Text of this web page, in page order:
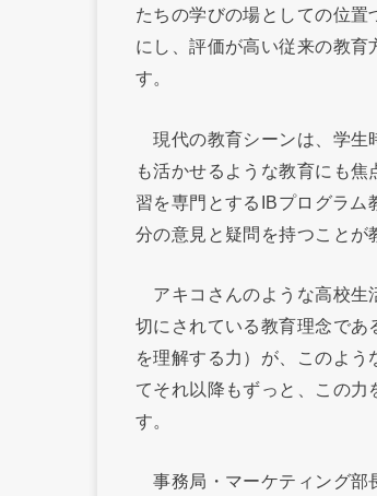
たちの学びの場としての位
にし、評価が高い従来の教育
す。
現代の教育シーンは、学生
も活かせるような教育にも
習を専門とするIBプログラム
分の意見と疑問を持つことが
アキコさんのような高校生
切にされている教育理念であ
を理解する力）が、このよ
てそれ以降もずっと、この力
す。
事務局・マーケティング部